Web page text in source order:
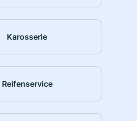
Karosserie
Reifenservice